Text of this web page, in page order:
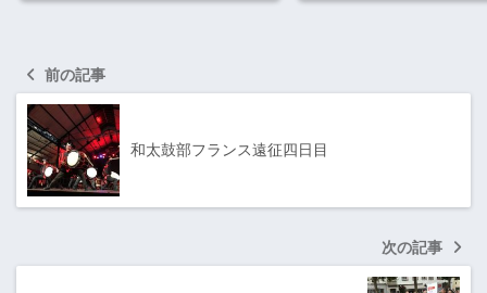
前の記事
和太鼓部フランス遠征四日目
次の記事